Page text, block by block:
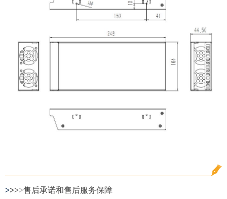
>>>>售后承诺和售后服务保障